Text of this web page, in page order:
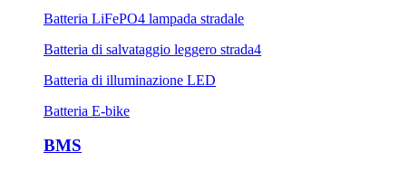
Batteria LiFePO4 lampada stradale
Batteria di salvataggio leggero strada4
Batteria di illuminazione LED
Batteria E-bike
BMS